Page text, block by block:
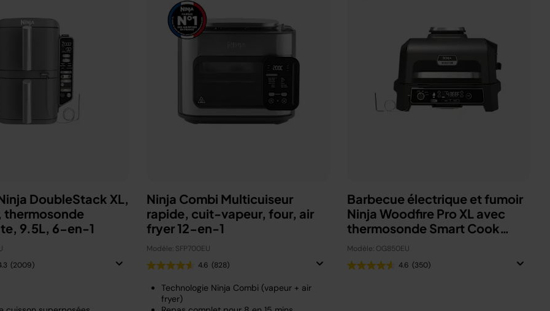
DoubleStack XL,
thermosonde
9.5L, 6-en-1
(2009)
Ninja Combi Multicuiseur
rapide, cuit-vapeur, four, air
fryer 12-en-1
Modèle: SFP700EU
4.6 (828)
Technologie Ninja Combi (vapeur + air
fryer)
Barbecue électrique et fumoir
Ninja Woodfire Pro XL avec
thermosonde Smart Cook
OG850EU
Modèle: OG850EU
4.6 (350)